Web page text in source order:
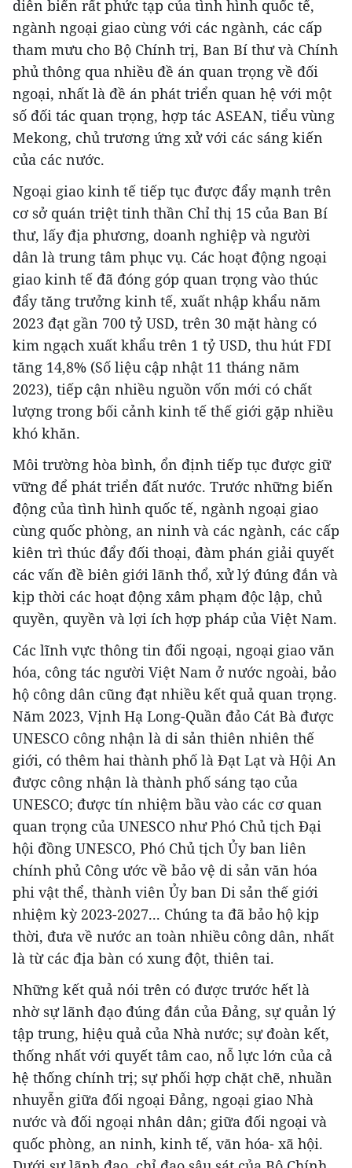
diễn biến rất phức tạp của tình hình quốc tế,
ngành ngoại giao cùng với các ngành, các cấp
tham mưu cho Bộ Chính trị, Ban Bí thư và Chính
phủ thông qua nhiều đề án quan trọng về đối
ngoại, nhất là đề án phát triển quan hệ với một
số đối tác quan trọng, hợp tác ASEAN, tiểu vùng
Mekong, chủ trương ứng xử với các sáng kiến
của các nước.
Ngoại giao kinh tế tiếp tục được đẩy mạnh trên
cơ sở quán triệt tinh thần Chỉ thị 15 của Ban Bí
thư, lấy địa phương, doanh nghiệp và người
dân là trung tâm phục vụ. Các hoạt động ngoại
giao kinh tế đã đóng góp quan trọng vào thúc
đẩy tăng trưởng kinh tế, xuất nhập khẩu năm
2023 đạt gần 700 tỷ USD, trên 30 mặt hàng có
kim ngạch xuất khẩu trên 1 tỷ USD, thu hút FDI
tăng 14,8% (Số liệu cập nhật 11 tháng năm
2023), tiếp cận nhiều nguồn vốn mới có chất
lượng trong bối cảnh kinh tế thế giới gặp nhiều
khó khăn.
Môi trường hòa bình, ổn định tiếp tục được giữ
vững để phát triển đất nước. Trước những biến
động của tình hình quốc tế, ngành ngoại giao
cùng quốc phòng, an ninh và các ngành, các cấp
kiên trì thúc đẩy đối thoại, đàm phán giải quyết
các vấn đề biên giới lãnh thổ, xử lý đúng đắn và
kịp thời các hoạt động xâm phạm độc lập, chủ
quyền, quyền và lợi ích hợp pháp của Việt Nam.
Các lĩnh vực thông tin đối ngoại, ngoại giao văn
hóa, công tác người Việt Nam ở nước ngoài, bảo
hộ công dân cũng đạt nhiều kết quả quan trọng.
Năm 2023, Vịnh Hạ Long-Quần đảo Cát Bà được
UNESCO công nhận là di sản thiên nhiên thế
giới, có thêm hai thành phố là Đạt Lạt và Hội An
được công nhận là thành phố sáng tạo của
UNESCO; được tín nhiệm bầu vào các cơ quan
quan trọng của UNESCO như Phó Chủ tịch Đại
hội đồng UNESCO, Phó Chủ tịch Ủy ban liên
chính phủ Công ước về bảo vệ di sản văn hóa
phi vật thể, thành viên Ủy ban Di sản thế giới
nhiệm kỳ 2023-2027... Chúng ta đã bảo hộ kịp
thời, đưa về nước an toàn nhiều công dân, nhất
là từ các địa bàn có xung đột, thiên tai.
Những kết quả nói trên có được trước hết là
nhờ sự lãnh đạo đúng đắn của Đảng, sự quản lý
tập trung, hiệu quả của Nhà nước; sự đoàn kết,
thống nhất với quyết tâm cao, nỗ lực lớn của cả
hệ thống chính trị; sự phối hợp chặt chẽ, nhuần
nhuyễn giữa đối ngoại Đảng, ngoại giao Nhà
nước và đối ngoại nhân dân; giữa đối ngoại và
quốc phòng, an ninh, kinh tế, văn hóa- xã hội.